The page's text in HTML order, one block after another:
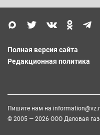
Полная версия сайта
Редакционная политика
Пишите нам на
© 2005 — 2026 ООО Деловая